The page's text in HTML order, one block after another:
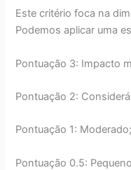
Este critério foca na
Podemos aplicar uma
Pontuação 3: Impacto
Pontuação 2:
Pontuação 1: Moderado;
Pontuação 0.5: